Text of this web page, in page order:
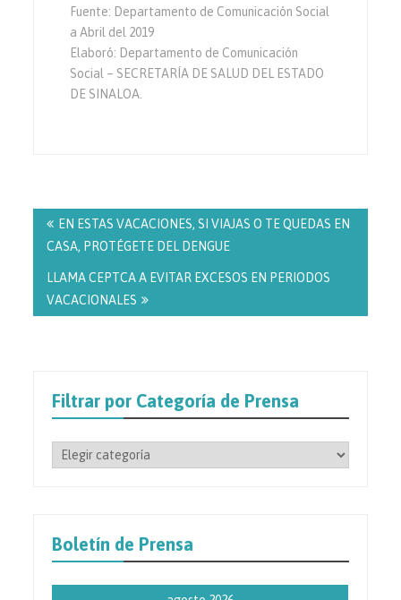
Fuente: Departamento de Comunicación Social
a Abril del 2019
Elaboró: Departamento de Comunicación
Social – SECRETARÍA DE SALUD DEL ESTADO
DE SINALOA.
de
entradas
EN ESTAS VACACIONES, SI VIAJAS O TE QUEDAS EN
CASA, PROTÉGETE DEL DENGUE
LLAMA CEPTCA A EVITAR EXCESOS EN PERIODOS
VACACIONALES
Filtrar por Categoría de Prensa
Filtrar
Prensa
Boletín de Prensa